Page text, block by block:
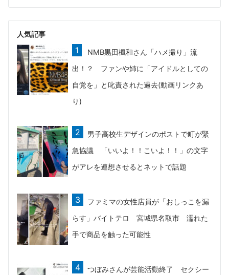
人気記事
NMB黒田楓和さん「ハメ撮り」流
出！？ ファンや姉に「アイドルとしての
自覚を」と叱責された過去(動画リンクあ
り)
男子高校生デザインのポストで町が緊
急協議 「いいよ！！こいよ！！」の文字
がアレを連想させるとネットで話題
ファミマの女性店員が「おしっこを漏
らす」バイトテロ 宮城県名取市 濡れた
手で商品を触った可能性
つぼみさんが芸能活動終了 セクシー